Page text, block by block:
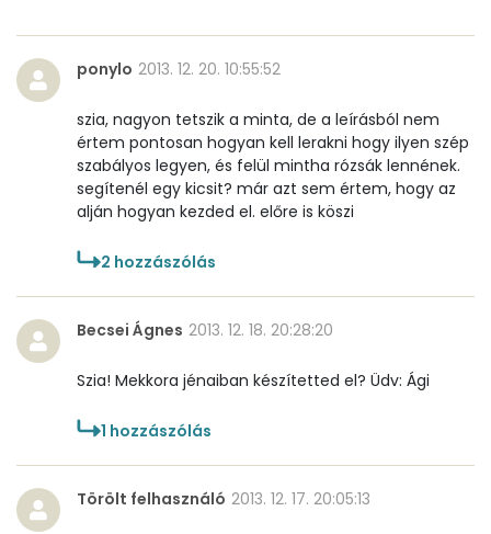
ponylo 2013. 12. 20. 10:55:52
szia, nagyon tetszik a minta, de a leírásból nem
értem pontosan hogyan kell lerakni hogy ilyen szép
szabályos legyen, és felül mintha rózsák lennének.
segítenél egy kicsit? már azt sem értem, hogy az
alján hogyan kezded el. előre is köszi
2 hozzászólás
Becsei Ágnes 2013. 12. 18. 20:28:20
Szia! Mekkora jénaiban készítetted el? Üdv: Ági
1 hozzászólás
Törölt felhasználó 2013. 12. 17. 20:05:13